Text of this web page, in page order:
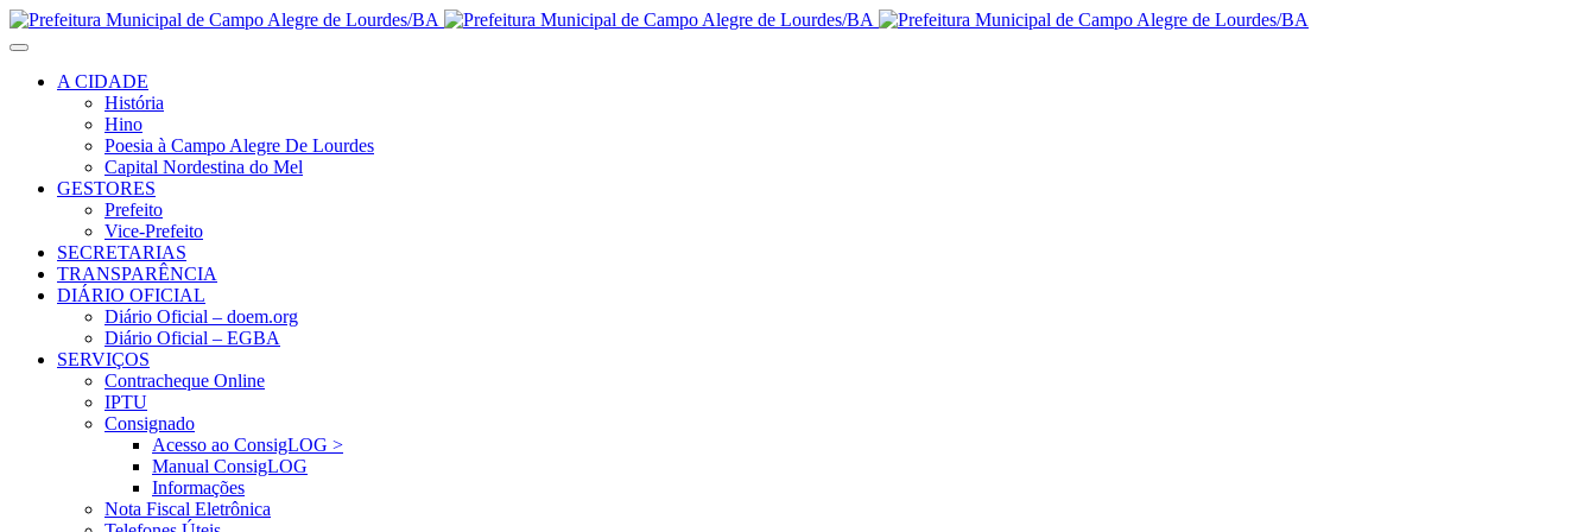
A CIDADE
História
Hino
Poesia à Campo Alegre De Lourdes
Capital Nordestina do Mel
GESTORES
Prefeito
Vice-Prefeito
SECRETARIAS
TRANSPARÊNCIA
DIÁRIO OFICIAL
Diário Oficial – doem.org
Diário Oficial – EGBA
SERVIÇOS
Contracheque Online
IPTU
Consignado
Acesso ao ConsigLOG >
Manual ConsigLOG
Informações
Nota Fiscal Eletrônica